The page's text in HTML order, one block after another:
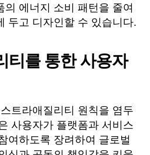
의 에너지 소비 패턴을 줄여
두고 디자인할 수 있습니다.
티를 통한 사용자
트라애질리티 원칙을 염두
사용자가 플랫폼과 서비스
여하도록 장려하여 글로벌